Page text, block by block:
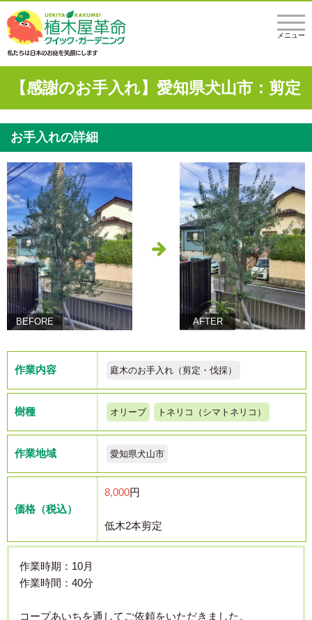
メニュー
【感謝のお手入れ】愛知県犬山市：剪定
お手入れの詳細
BEFORE AFTER
作業内容 庭木のお手入れ（剪定・伐採）
樹種 オリーブ トネリコ（シマトネリコ）
作業地域 愛知県犬山市
価格（税込）
8,000円
低木2本剪定
作業時期：10月
作業時間：40分
コープあいちを通してご依頼をいただきました。